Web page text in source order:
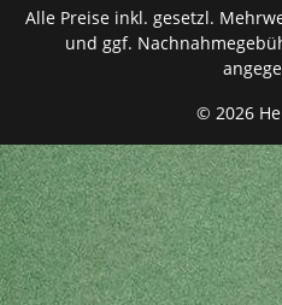
© 2026
Alle Preise inkl. gesetzl.
und ggf.